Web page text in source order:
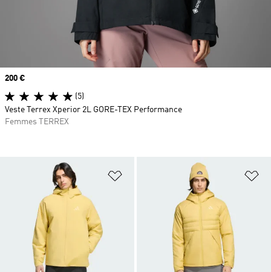
Ajouter à la Liste de produits
Prix
200 €
(5)
Veste Terrex Xperior 2L GORE-TEX Performance
Femmes TERREX